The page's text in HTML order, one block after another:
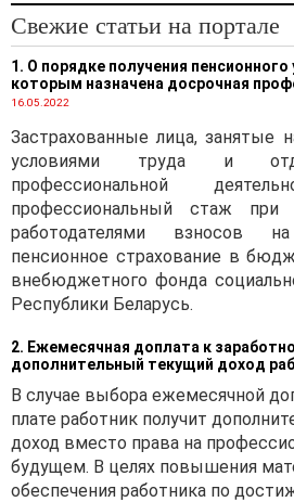
Свежие статьи на портале
1. О порядке получения
которым назначена досрочная
16.05.2022
Застрахованные лица, занятые
условиями труда и
профессиональной
профессиональный стаж
работодателями взносов на
пенсионное страхование в
внебюджетного фонда
Республики Беларусь.
2. Ежемесячная доплата к
дополнительный текущий доход
В случае выбора ежемесячной
плате работник получит
доход вместо права на
будущем. В целях повышения
обеспечения работника по